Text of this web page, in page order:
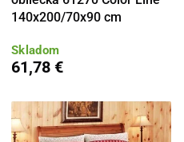
140x200/70x90 cm
Skladom
61,78 €